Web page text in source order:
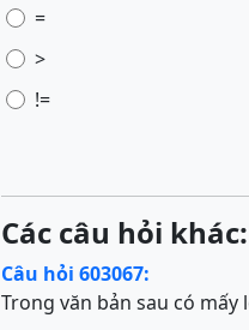
=
>
!=
Các câu hỏi khác:
Câu hỏi 603067:
Trong văn bản sau có mấy